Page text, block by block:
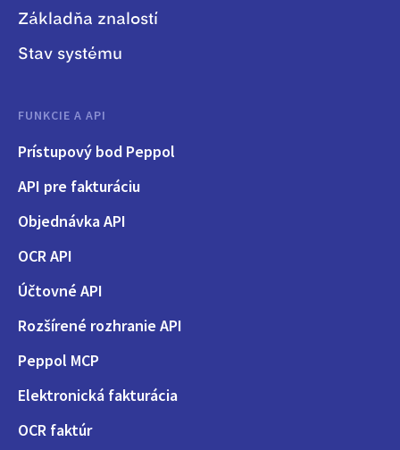
Základňa znalostí
Stav systému
FUNKCIE A API
Prístupový bod Peppol
API pre fakturáciu
Objednávka API
OCR API
Účtovné API
Rozšírené rozhranie API
Peppol MCP
Elektronická fakturácia
OCR faktúr